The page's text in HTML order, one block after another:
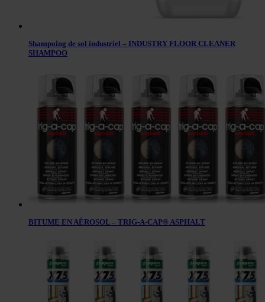
Shampoing de sol industriel – INDUSTRY FLOOR CLEANER
SHAMPOO
BITUME EN AÉROSOL – TRIG-A-CAP® ASPHALT